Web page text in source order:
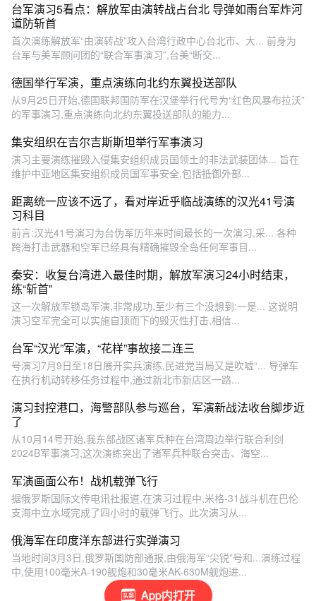
App内打开
台军演习5看点：解放军由演转战占台北 导弹如雨台军炸河
道防斩首
首次演练解放军“由演转战”攻入台湾行政中心台北市、大... 前身为
台军与美军顾问团的“联合军事演习”,台美“断交...
德国举行军演，重点演练向北约东翼投送部队
从9月25日开始,德国联邦国防军在汉堡举行代号为“红色风暴布拉沃”
的军事演习,重点演练向北约东翼投送部队的能力...
集安组织在吉尔吉斯斯坦举行军事演习
演习主要演练摧毁入侵集安组织成员国领土的非法武装团体... 旨在
维护中亚地区集安组织成员国军事安全,包括抵御外部...
距离统一应该不远了，看对岸近乎临战演练的汉光41号演
习科目
前言:汉光41号演习为台伪军历年来时间最长的一次演习,采... 各种
跨海打击武器和空军已经具有精确摧毁全岛任何军事目...
秦安：收复台湾进入最佳时期，解放军演习24小时结束，
练“斩首”
这一次解放军锁岛军演,非常成功,至少有三个没想到:一是... 这说明
演习空军完全可以实施自顶而下的毁灭性打击,相信...
台军“汉光”军演，“花样”事故接二连三
号演习7月9日至18日展开实兵演练,民进党当局又是吹嘘“... 导弹车
在执行机动转移任务过程中,通过新北市新店区一路...
演习封控港口，海警部队参与巡台，军演新战法收台脚步近
了
从10月14号开始,我东部战区诸军兵种在台湾周边举行联合利剑
2024B军事演习,这次演练突出了诸军兵种联合突击、海空...
军演画面公布！战机载弹飞行
据俄罗斯国际文传电讯社报道,在演习过程中,米格-31战斗机在巴伦
支海中立水域完成了四小时的载弹飞行。此次演习从...
俄海军在印度洋东部进行实弹演习
当地时间3月3日,俄罗斯国防部通报,由俄海军“尖锐”号和...演练过程
中,使用100毫米A-190舰炮和30毫米AK-630M舰炮进...